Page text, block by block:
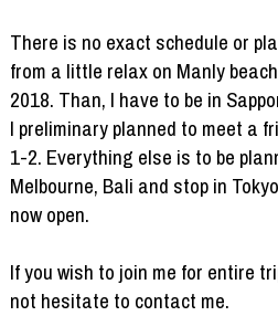
There is no exact schedule or
from a little relax on Manly
2018. Than, I have to be in
I preliminary planned to meet a
1-2. Everything else is to be
Melbourne, Bali and stop in
now open.
If you wish to join me for entire
not hesitate to contact me.